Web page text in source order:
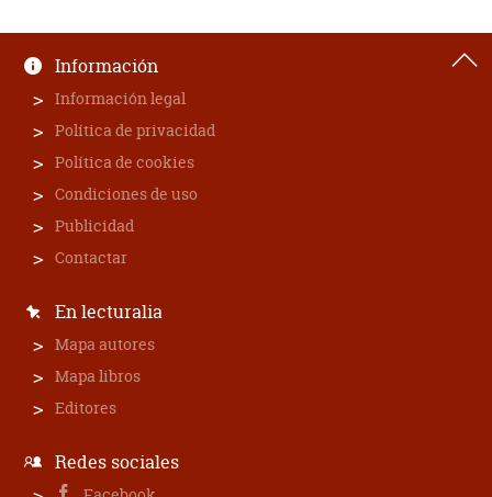
Información
Información legal
Política de privacidad
Política de cookies
Condiciones de uso
Publicidad
Contactar
En lecturalia
Mapa autores
Mapa libros
Editores
Redes sociales